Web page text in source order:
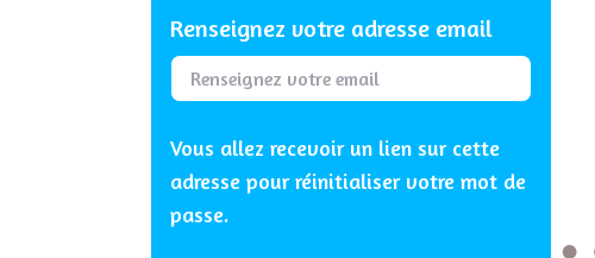
Renseignez votre adresse email
Vous allez recevoir un lien sur cette
adresse pour réinitialiser votre mot de
passe.